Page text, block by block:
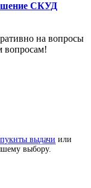
СКУД
на вопросы
вопросам!
выдачи или
выбору.